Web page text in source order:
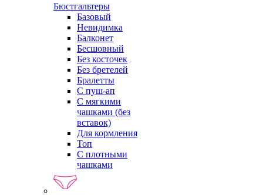
Бюстгальтеры
Базовый
Невидимка
Балконет
Бесшовный
Без косточек
Без бретелей
Бралетты
С пуш-ап
С мягкими
чашками (без
вставок)
Для кормления
Топ
С плотными
чашками